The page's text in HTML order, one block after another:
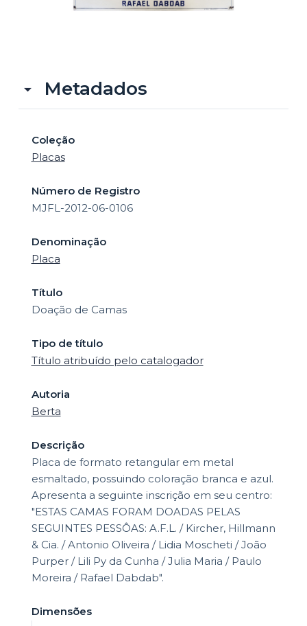
Metadados
Coleção
Placas
Número de Registro
MJFL-2012-06-0106
Denominação
Placa
Título
Doação de Camas
Tipo de título
Título atribuído pelo catalogador
Autoria
Berta
Descrição
Placa de formato retangular em metal
esmaltado, possuindo coloração branca e azul.
Apresenta a seguinte inscrição em seu centro:
"ESTAS CAMAS FORAM DOADAS PELAS
SEGUINTES PESSÔAS: A.F.L. / Kircher, Hillmann
& Cia. / Antonio Oliveira / Lidia Moscheti / João
Purper / Lili Py da Cunha / Julia Maria / Paulo
Moreira / Rafael Dabdab".
Dimensões